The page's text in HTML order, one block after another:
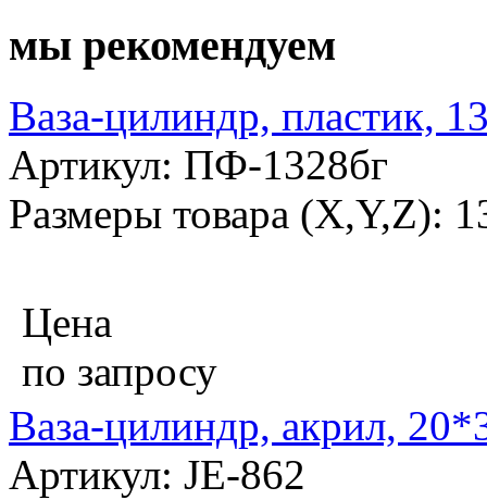
мы рекомендуем
Ваза-цилиндр, пластик,
Артикул: ПФ-1328бг
Размеры товара (X,Y,Z):
Цена
по запросу
Ваза-цилиндр, акрил,
Артикул: JE-862